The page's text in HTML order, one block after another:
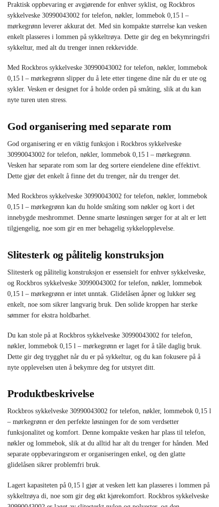
Praktisk oppbevaring er avgjørende for enhver syklist, og Rockbros
sykkelveske 30990043002 for telefon, nøkler, lommebok 0,15 l –
mørkegrønn leverer akkurat det. Med sin kompakte størrelse kan vesken
enkelt plasseres i lommen på sykkeltrøya. Dette gir deg en bekymringsfri
sykkeltur, med alt du trenger innen rekkevidde.
Med Rockbros sykkelveske 30990043002 for telefon, nøkler, lommebok
0,15 l – mørkegrønn slipper du å lete etter tingene dine når du er ute og
sykler. Vesken er designet for å holde orden på småting, slik at du kan
nyte turen uten stress.
God organisering med separate rom
God organisering er en viktig funksjon i Rockbros sykkelveske
30990043002 for telefon, nøkler, lommebok 0,15 l – mørkegrønn.
Vesken har separate rom som lar deg sortere eiendelene dine effektivt.
Dette gjør det enkelt å finne det du trenger, når du trenger det.
Med Rockbros sykkelveske 30990043002 for telefon, nøkler, lommebok
0,15 l – mørkegrønn kan du holde småting som nøkler og kort i det
innebygde meshrommet. Denne smarte løsningen sørger for at alt er lett
tilgjengelig, noe som gir en mer behagelig sykkelopplevelse.
Slitesterk og pålitelig konstruksjon
Slitesterk og pålitelig konstruksjon er essensielt for enhver sykkelveske,
og Rockbros sykkelveske 30990043002 for telefon, nøkler, lommebok
0,15 l – mørkegrønn er intet unntak. Glidelåsen åpner og lukker seg
enkelt, noe som sikrer langvarig bruk. Den solide kroppen har sterke
sømmer for ekstra holdbarhet.
Du kan stole på at Rockbros sykkelveske 30990043002 for telefon,
nøkler, lommebok 0,15 l – mørkegrønn er laget for å tåle daglig bruk.
Dette gir deg trygghet når du er på sykkeltur, og du kan fokusere på å
nyte opplevelsen uten å bekymre deg for utstyret ditt.
Produktbeskrivelse
Rockbros sykkelveske 30990043002 for telefon, nøkler, lommebok 0,15 l
– mørkegrønn er den perfekte løsningen for de som verdsetter
funksjonalitet og komfort. Denne kompakte vesken har plass til telefon,
nøkler og lommebok, slik at du alltid har alt du trenger for hånden. Med
separate oppbevaringsrom er organiseringen enkel, og den glatte
glidelåsen sikrer problemfri bruk.
Lagert kapasiteten på 0,15 l gjør at vesken lett kan plasseres i lommen på
sykkeltrøya di, noe som gir deg økt kjørekomfort. Rockbros sykkelveske